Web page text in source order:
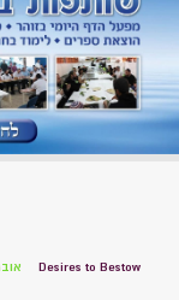
Desires to Bestow